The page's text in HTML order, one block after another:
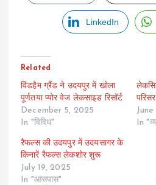
LinkedIn
Related
विंडहैम ग्रैंड ने उदयपुर में खोला
पूर्णतया प्योर वेज लेकसाइड रिसॉर्ट
December 5, 2025
In "विविध"
In
रैफल्स की उदयपुर में उदयसागर के
किनारें रैफल्स लेकशोर शुरू
July 19, 2025
In "आसपास"